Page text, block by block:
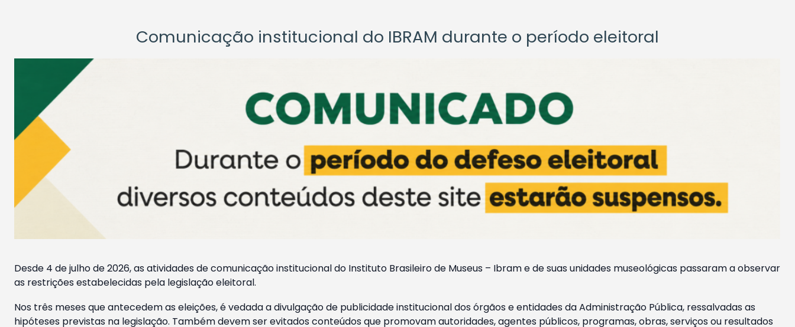
Comunicação institucional do IBRAM durante o período eleitoral
Desde 4 de julho de 2026, as atividades de comunicação institucional do Instituto Brasileiro de Museus – Ibram e de suas unidades museológicas passaram a observar
as restrições estabelecidas pela legislação eleitoral.
Nos três meses que antecedem as eleições, é vedada a divulgação de publicidade institucional dos órgãos e entidades da Administração Pública, ressalvadas as
hipóteses previstas na legislação. Também devem ser evitados conteúdos que promovam autoridades, agentes públicos, programas, obras, serviços ou resultados